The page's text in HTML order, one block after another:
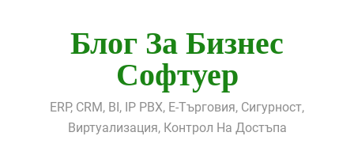
Блог За Бизнес
Софтуер
ERP, CRM, BI, IP PBX, Е-Търговия, Сигурност,
Виртуализация, Контрол На Достъпа